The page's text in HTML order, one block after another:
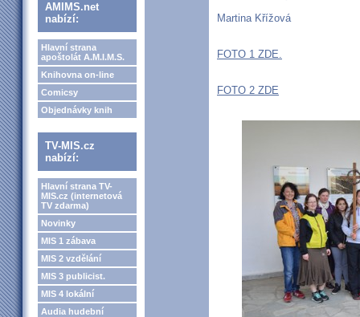
AMIMS.net
nabízí:
Hlavní strana
apoštolát A.M.I.M.S.
Knihovna on-line
Comicsy
Objednávky knih
TV-MIS.cz
nabízí:
Hlavní strana TV-
MIS.cz (internetová
TV zdarma)
Novinky
MIS 1 zábava
MIS 2 vzdělání
MIS 3 publicist.
MIS 4 lokální
Audia hudební
Martina Křížová
FOTO 1 ZDE.
FOTO 2 ZDE